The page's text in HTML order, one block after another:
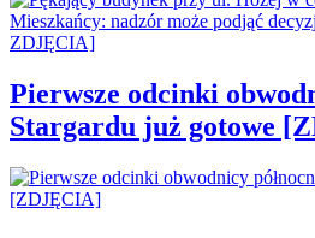
Pierwsze odcinki
Stargardu już gotowe